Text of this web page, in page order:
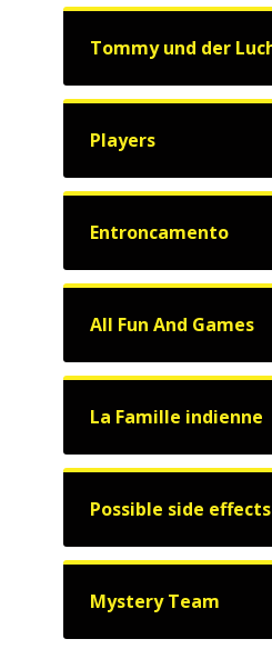
Tommy und der
Players
Entroncamento
All Fun And Games
La Famille indienne
Possible side
Mystery Team